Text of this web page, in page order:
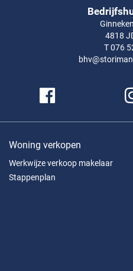
4818
T 076
Woning verkopen
Werkwijze verkoop makelaar
Stappenplan